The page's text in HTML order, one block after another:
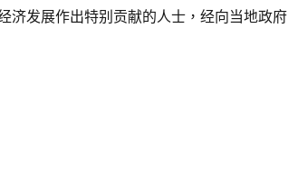
济发展作出特别贡献的人士，经向当地政府